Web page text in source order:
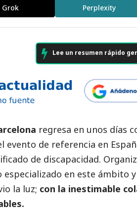
Grok Perplexity
Lee un resumen rápido
regresa en unos días
evento de referencia en
de discapacidad.
en este ámbito
la luz; con la inestimable
.